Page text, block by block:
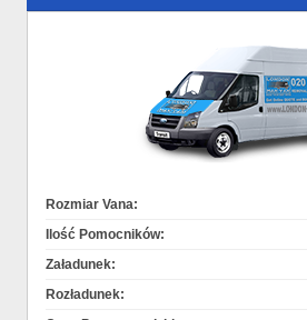
Rozmiar Vana:
Ilość Pomocników:
Załadunek:
Rozładunek: